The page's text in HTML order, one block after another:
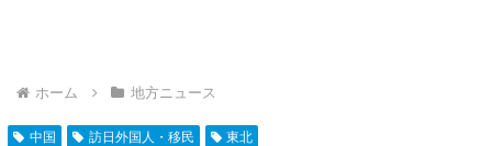
ホーム 地方ニュース
中国 訪日外国人・移民 東北